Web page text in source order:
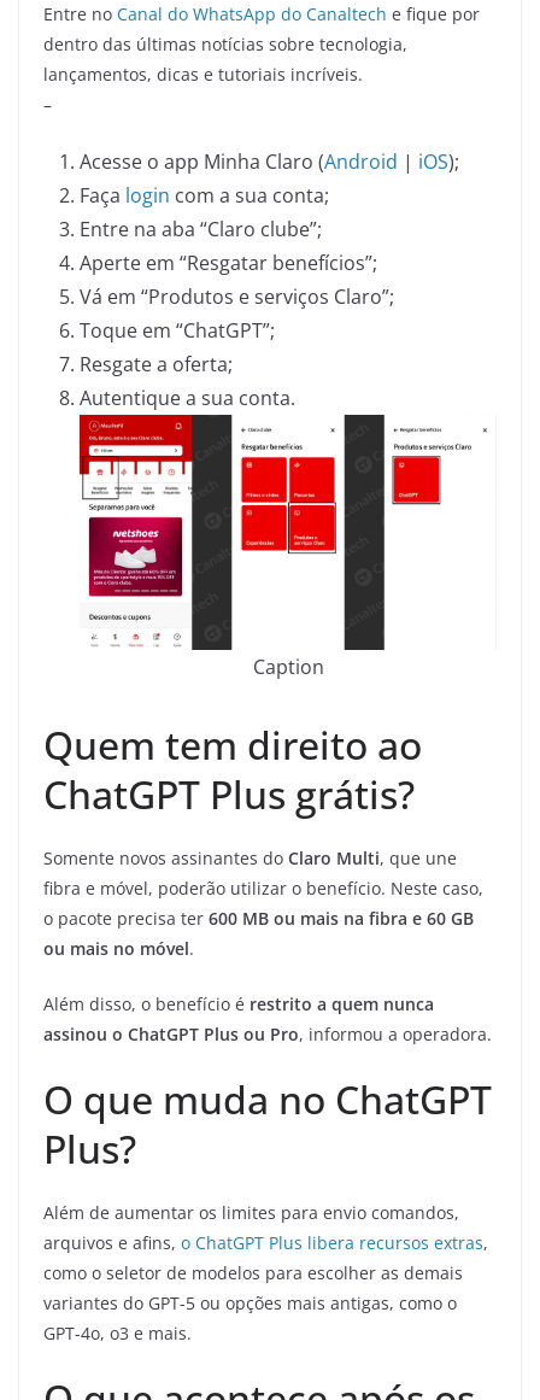
Entre no Canal do WhatsApp do Canaltech e fique por
dentro das últimas notícias sobre tecnologia,
lançamentos, dicas e tutoriais incríveis.
–
Acesse o app Minha Claro (Android | iOS);
Faça login com a sua conta;
Entre na aba “Claro clube”;
Aperte em “Resgatar benefícios”;
Vá em “Produtos e serviços Claro”;
Toque em “ChatGPT”;
Resgate a oferta;
Autentique a sua conta.
Caption
Quem tem direito ao
ChatGPT Plus grátis?
Somente novos assinantes do Claro Multi, que une
fibra e móvel, poderão utilizar o benefício. Neste caso,
o pacote precisa ter 600 MB ou mais na fibra e 60 GB
ou mais no móvel.
Além disso, o benefício é restrito a quem nunca
assinou o ChatGPT Plus ou Pro, informou a operadora.
O que muda no ChatGPT
Plus?
Além de aumentar os limites para envio comandos,
arquivos e afins, o ChatGPT Plus libera recursos extras,
como o seletor de modelos para escolher as demais
variantes do GPT-5 ou opções mais antigas, como o
GPT-4o, o3 e mais.